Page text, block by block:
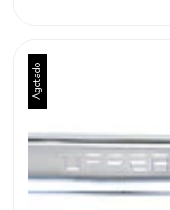
Agotado